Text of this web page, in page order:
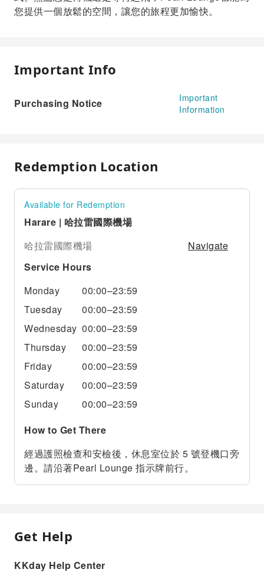
您提供一個放鬆的空間，讓您的旅程更加愉快。
Important Info
Purchasing Notice
Important
Information
Redemption Location
Available for Redemption
Harare | 哈拉雷國際機場
哈拉雷國際機場
Navigate
Service Hours
Monday
00:00–23:59
Tuesday
00:00–23:59
Wednesday 00:00–23:59
Thursday
00:00–23:59
Friday
00:00–23:59
Saturday
00:00–23:59
Sunday
00:00–23:59
How to Get There
經過護照檢查和安檢後，休息室位於 5 號登機口旁
邊。請沿著Pearl Lounge 指示牌前行。
Get Help
KKday Help Center